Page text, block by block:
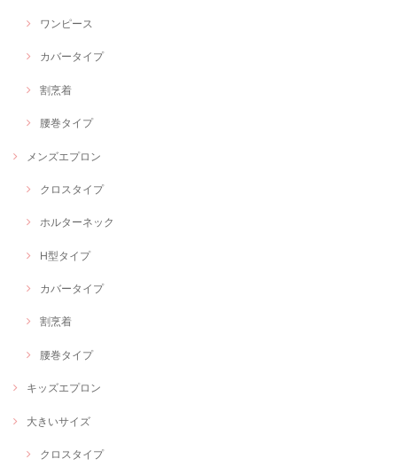
ワンピース
カバータイプ
割烹着
腰巻タイプ
メンズエプロン
クロスタイプ
ホルターネック
H型タイプ
カバータイプ
割烹着
腰巻タイプ
キッズエプロン
大きいサイズ
クロスタイプ